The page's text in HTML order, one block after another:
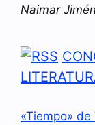
Naimar
«Tiempo»